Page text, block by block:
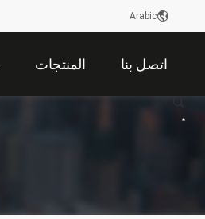
Arabic
المنتجات اتصل بنا
描